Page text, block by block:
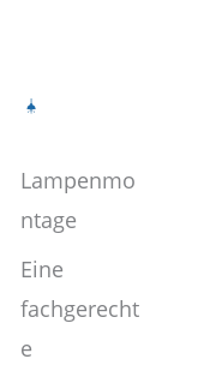
Lampenmo
ntage
Eine
fachgerecht
e